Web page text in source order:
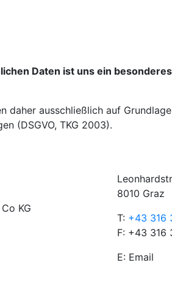
Daten ist uns ein besonderes
daher ausschließlich auf
(DSGVO, TKG 2003).
KG
8010 Graz
T: +43 316
F: +43 316
E: Email